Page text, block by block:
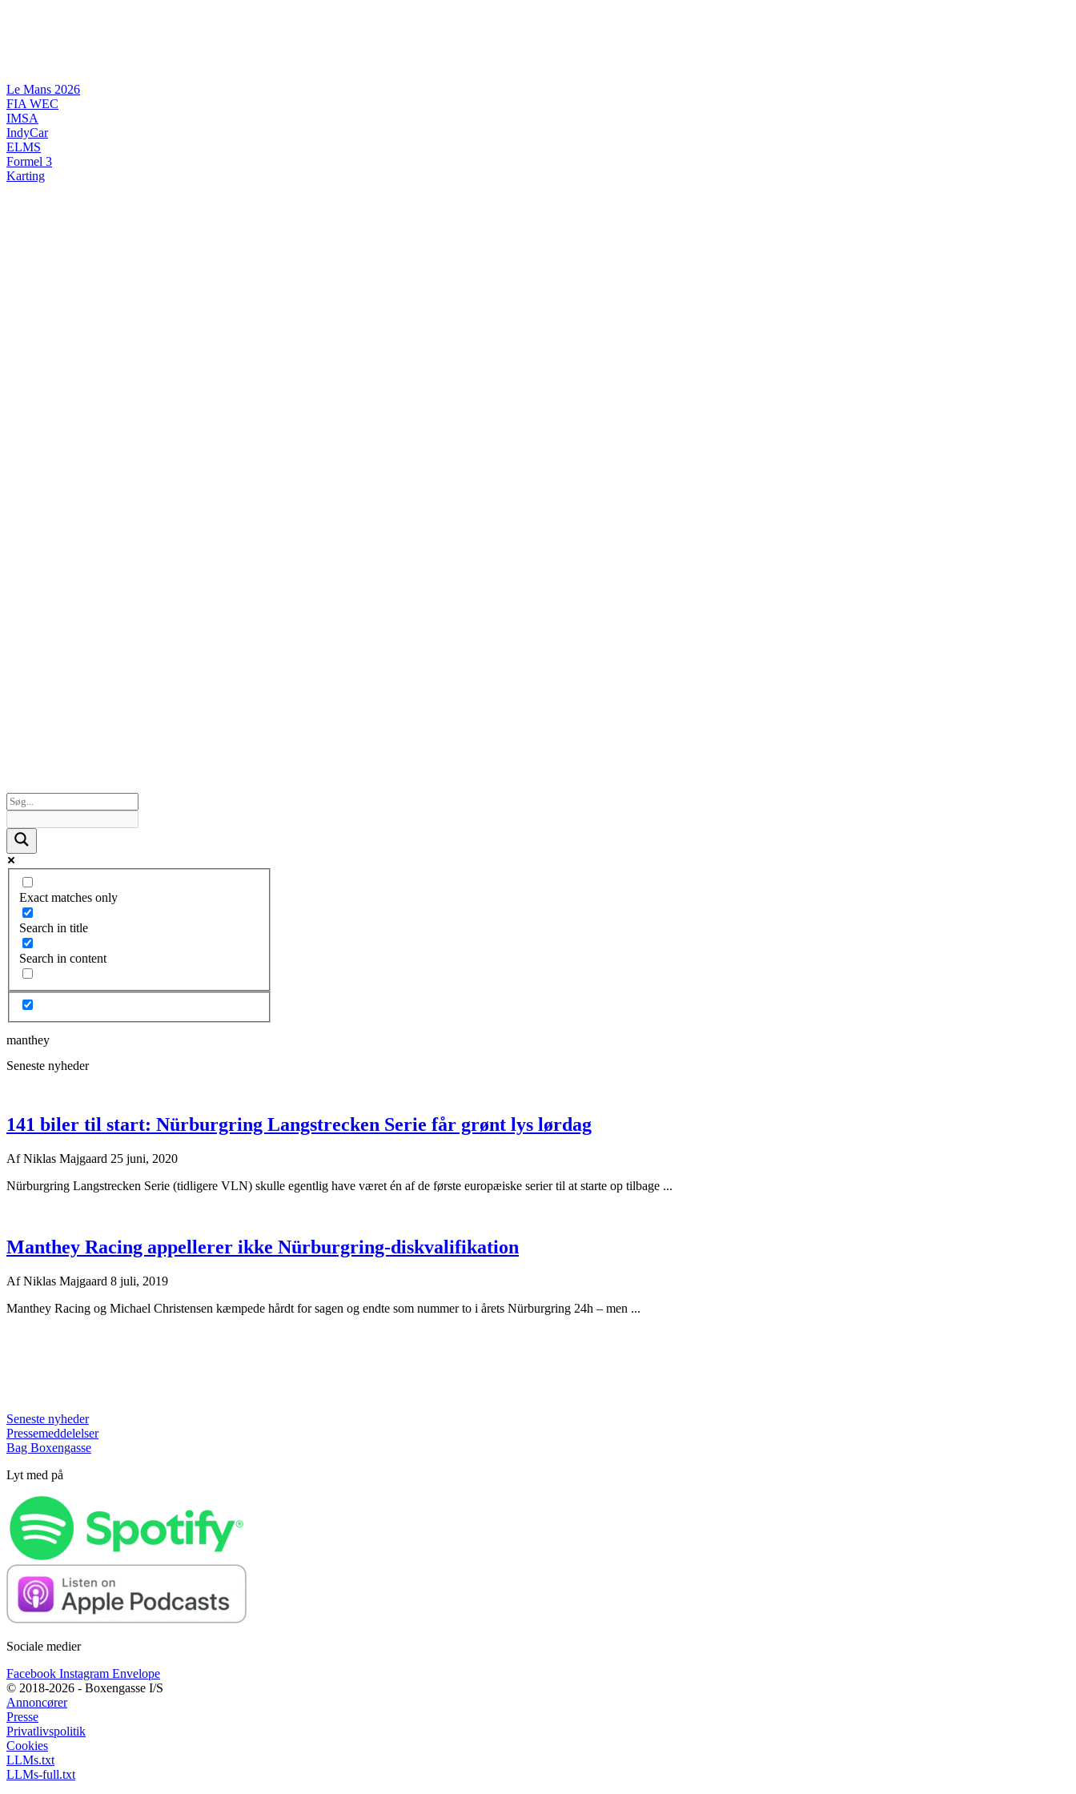
Le Mans 2026
FIA WEC
IMSA
IndyCar
ELMS
Formel 3
Karting
Exact matches only
Search in title
Search in content
manthey
Seneste nyheder
141 biler til start: Nürburgring Langstrecken Serie får grønt lys lørdag
AfNiklas Majgaard 25 juni, 2020
Nürburgring Langstrecken Serie (tidligere VLN) skulle egentlig have været én af de første europæiske serier til at starte op tilbage ...
Manthey Racing appellerer ikke Nürburgring-diskvalifikation
AfNiklas Majgaard 8 juli, 2019
Manthey Racing og Michael Christensen kæmpede hårdt for sagen og endte som nummer to i årets Nürburgring 24h – men ...
Seneste nyheder
Pressemeddelelser
Bag Boxengasse
Lyt med på
Sociale medier
Facebook Instagram Envelope
© 2018-2026 - Boxengasse I/S
Annoncører
Presse
Privatlivspolitik
Cookies
LLMs.txt
LLMs-full.txt